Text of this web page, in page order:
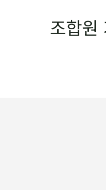
조합원